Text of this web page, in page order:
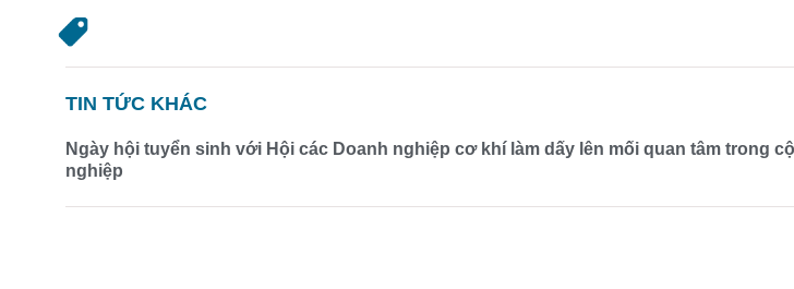
TIN TỨC KHÁC
Ngày hội tuyển sinh với Hội các Doanh nghiệp cơ khí làm dấy lên mối quan tâm trong
nghiệp